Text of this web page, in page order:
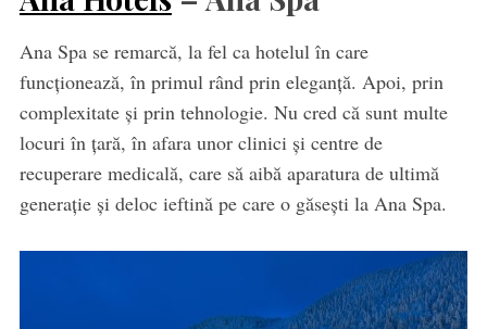
Ana Spa se remarcă, la fel ca hotelul în care
funcționează, în primul rând prin eleganță. Apoi, prin
complexitate și prin tehnologie. Nu cred că sunt multe
locuri în țară, în afara unor clinici și centre de
recuperare medicală, care să aibă aparatura de ultimă
generație și deloc ieftină pe care o găsești la Ana Spa.